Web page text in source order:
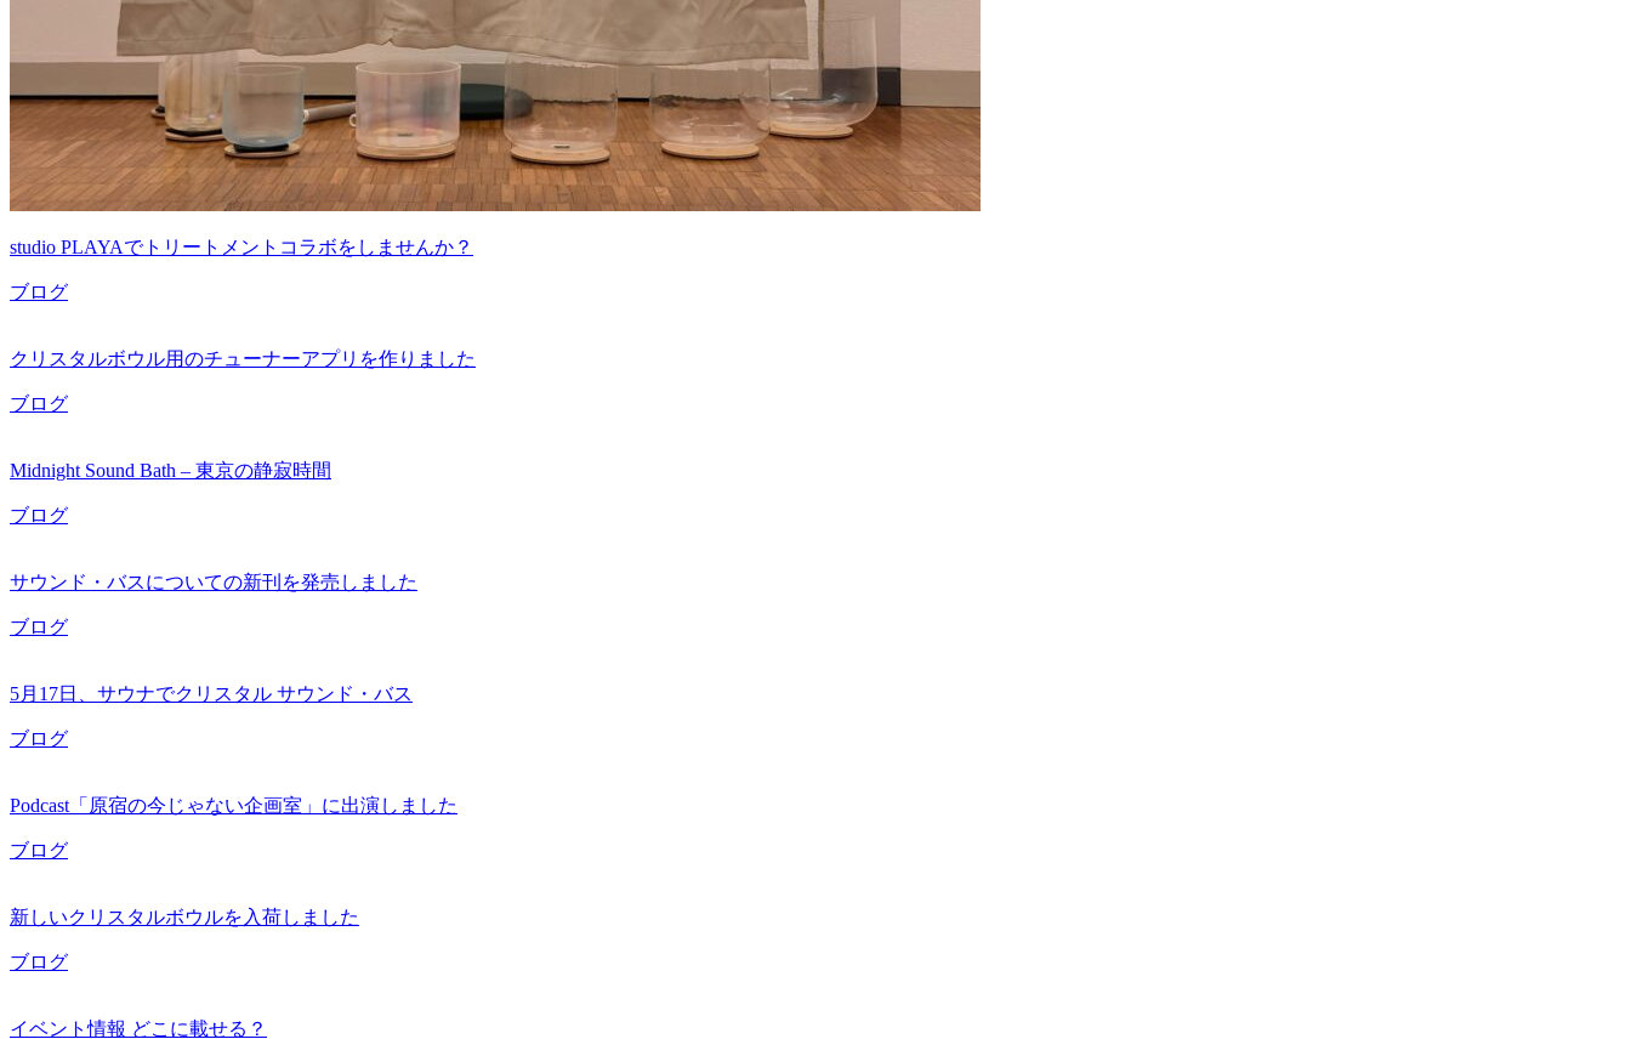
studio PLAYAでトリートメントコラボをしませんか？
ブログ
クリスタルボウル用のチューナーアプリを作りました
ブログ
Midnight Sound Bath – 東京の静寂時間
ブログ
サウンド・バスについての新刊を発売しました
ブログ
5月17日、サウナでクリスタル サウンド・バス
ブログ
Podcast「原宿の今じゃない企画室」に出演しました
ブログ
新しいクリスタルボウルを入荷しました
ブログ
イベント情報 どこに載せる？